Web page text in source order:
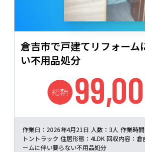
倉吉市で戸建てリフォーム
い不用品処分
総額
作業日： 2026年4月21日 人数： 3人 作業時間
トントラック 住居形態： 4LDK 回収内容： 倉
ームに伴い要らない不用品処分